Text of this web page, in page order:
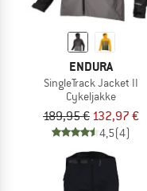
ENDURA
SingleTrack Jacket II
Cykeljakke
189,95 € 132,97 €
4,5(4)